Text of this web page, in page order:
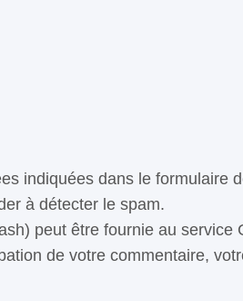
indiquées dans le formulaire
à détecter le spam.
peut être fournie au service
de votre commentaire,